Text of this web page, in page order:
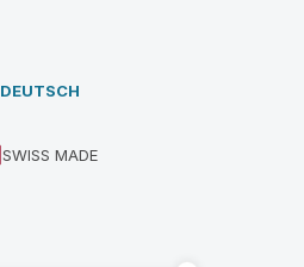
DEUTSCH
SWISS MADE